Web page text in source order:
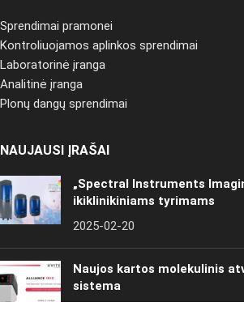
Sprendimai pramonei
Kontroliuojamos aplinkos sprendimai
Laboratorinė įranga
Analitinė įranga
Plonų dangų sprendimai
NAUJAUSI ĮRAŠAI
„Spectral Instruments
ikiklinikiniams tyrimams
2025-02-20
Naujos kartos molekulinis
sistema